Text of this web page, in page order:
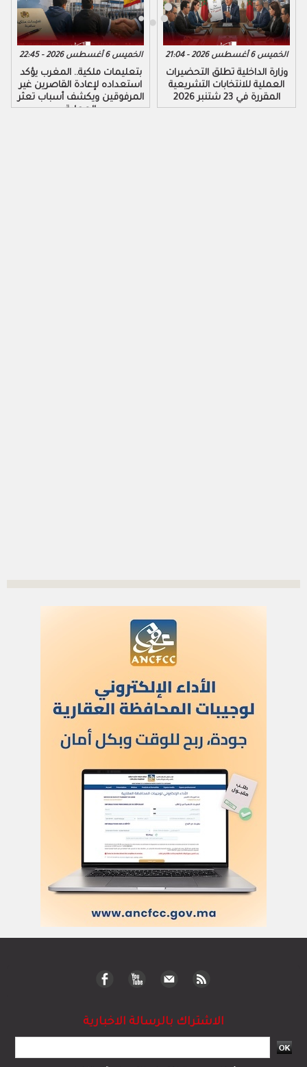
الخميس 6 أغسطس 2026 - 22:45
بتعليمات ملكية.. المغرب يؤكد
استعداده لإعادة القاصرين غير
المرفوقين ويكشف أسباب تعثر
العملية
الخميس 6 أغسطس 2026 - 21:04
وزارة الداخلية تطلق التحضيرات
العملية للانتخابات التشريعية
المقررة في 23 شتنبر 2026
الاشتراك بالرسالة الاخبارية